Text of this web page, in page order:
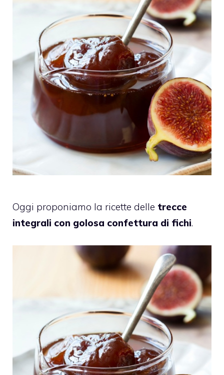
Oggi proponiamo la ricette delle trecce
integrali con golosa confettura di fichi.